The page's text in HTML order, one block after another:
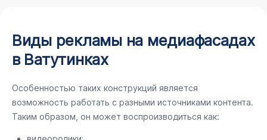
Виды рекламы на медиафасадах
в Ватутинках
Особенностью таких конструкций является
возможность работать с разными источниками контента.
Таким образом, он может воспроизводиться как: